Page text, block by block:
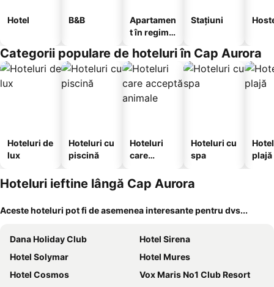
Hotel B&B
Apartamen
t în regim
Stațiuni
Categorii populare de hoteluri în Cap Aurora
Hoteluri de
lux
Hoteluri cu
piscină
Hoteluri
care
animale
Hoteluri cu
spa
plajă
Hoteluri ieftine lângă Cap Aurora
Aceste hoteluri pot fi de asemenea interesante pentru dvs...
Dana Holiday Club
Hotel Sirena
Hotel Solymar
Hotel Mures
Hotel Cosmos
Vox Maris No1 Club Resort